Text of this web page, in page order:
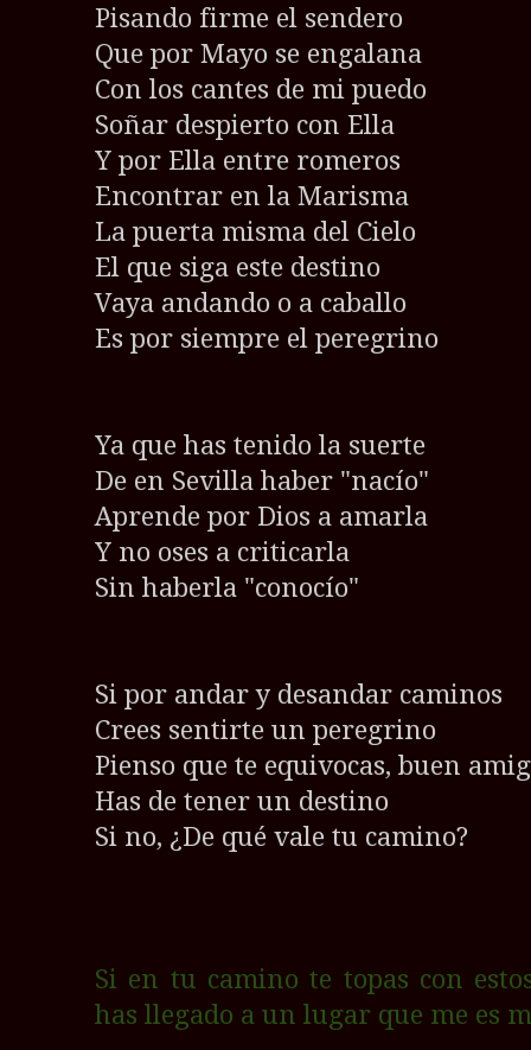
Pisando firme el sendero
Que por Mayo se engalana
Con los cantes de mi puedo
Soñar despierto con Ella
Y por Ella entre romeros
Encontrar en la Marisma
La puerta misma del Cielo
El que siga este destino
Vaya andando o a caballo
Es por siempre el peregrino
Ya que has tenido la suerte
De en Sevilla haber "nacío"
Aprende por Dios a amarla
Y no oses a criticarla
Sin haberla "conocío"
Si por andar y desandar caminos
Crees sentirte un peregrino
Pienso que te equivocas, buen
Has de tener un destino
Si no, ¿De qué vale tu camino?
Si en tu camino te topas con
has llegado a un lugar que me es